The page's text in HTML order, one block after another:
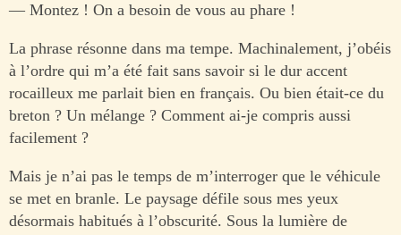
— Montez ! On a besoin de vous au phare !
La phrase résonne dans ma tempe. Machinalement, j’obéis
à l’ordre qui m’a été fait sans savoir si le dur accent
rocailleux me parlait bien en français. Ou bien était-ce du
breton ? Un mélange ? Comment ai-je compris aussi
facilement ?
Mais je n’ai pas le temps de m’interroger que le véhicule
se met en branle. Le paysage défile sous mes yeux
désormais habitués à l’obscurité. Sous la lumière de